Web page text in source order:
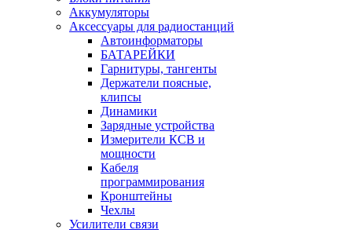
Аккумуляторы
Аксессуары для радиостанций
Автоинформаторы
БАТАРЕЙКИ
Гарнитуры, тангенты
Держатели поясные,
клипсы
Динамики
Зарядные устройства
Измерители КСВ и
мощности
Кабеля
программирования
Кронштейны
Чехлы
Усилители связи